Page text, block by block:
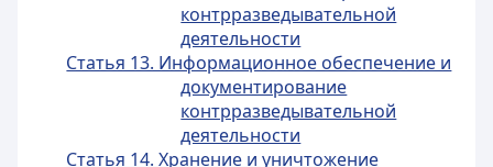
контрразведывательной
деятельности
Статья 13. Информационное обеспечение и
документирование
контрразведывательной
деятельности
Статья 14. Хранение и уничтожение